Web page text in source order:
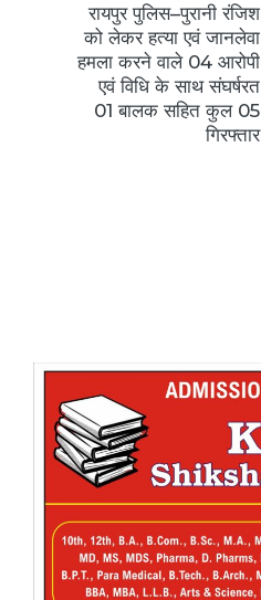
रायपुर पुलिस–पुरानी रंजिश
को लेकर हत्या एवं जानलेवा
हमला करने वाले 04 आरोपी
एवं विधि के साथ संघर्षरत
01 बालक सहित कुल 05
गिरफ्तार